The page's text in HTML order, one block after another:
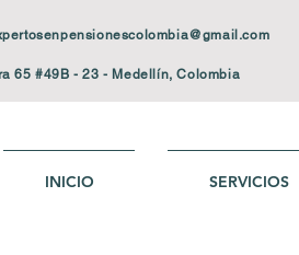
65 #49B - 23 - Medellín, Colombia
INICIO SERVICIOS